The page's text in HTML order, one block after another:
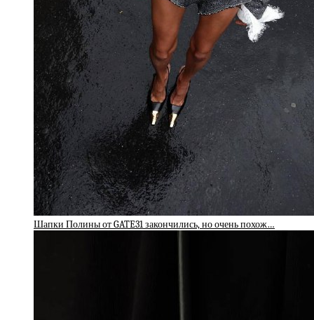
Шапки Полины от GATE31 закончились, но очень похож…